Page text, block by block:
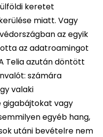
keretet
miatt. Vagy
az egyik
az adatroamingot
Telia azután döntött
számára
valaki
gigabájtokat vagy
egyéb hang,
utáni bevételre nem